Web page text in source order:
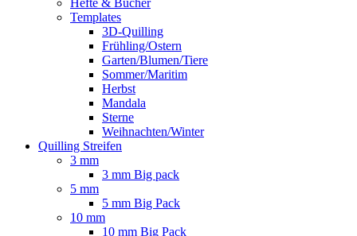
Templates
3D-Quilling
Frühling/Ostern
Garten/Blumen/Tiere
Sommer/Maritim
Herbst
Mandala
Sterne
Weihnachten/Winter
Quilling Streifen
3 mm
3 mm Big pack
5 mm
5 mm Big Pack
10 mm
10 mm Big Pack